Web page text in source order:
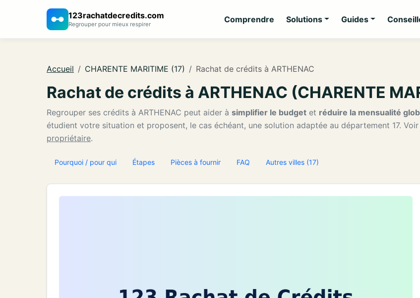
123rachatdecredits.com
Regrouper pour mieux respirer Comprendre Solutions Guides
Accueil CHARENTE MARITIME (17) Rachat de crédits à ARTHENAC
Rachat de crédits à ARTHENAC (CHARENTE
Regrouper ses crédits à ARTHENAC peut aider à simplifier le budget et réduire la mensualité
étudient votre situation et proposent, le cas échéant, une solution adaptée au département 17. Voir
propriétaire.
Pourquoi / pour qui Étapes Pièces à fournir FAQ Autres villes (17)